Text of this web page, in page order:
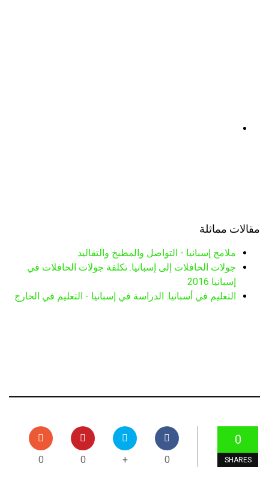
مقالات مماثلة
ملامح إسبانيا - التواصل والمطبخ والتقاليد
جولات الحافلات إلى إسبانيا. تكلفة جولات الحافلات في
إسبانيا 2016
التعليم في أسبانيا. الدراسة في إسبانيا - التعليم في الخارج
0
SHARES
0
+
0
0